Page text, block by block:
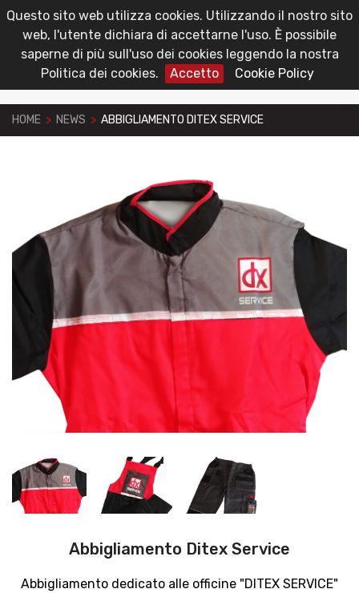
Questo sito web utilizza cookies. Utilizzando il nostro sito
web, l'utente dichiara di accettarne l'uso. È possibile
saperne di più sull'uso dei cookies leggendo la nostra
Politica dei cookies.
Accetto Cookie Policy
Area Riservata
HOME > NEWS > ABBIGLIAMENTO DITEX SERVICE
Abbigliamento Ditex Service
Abbigliamento dedicato alle officine "DITEX SERVICE"